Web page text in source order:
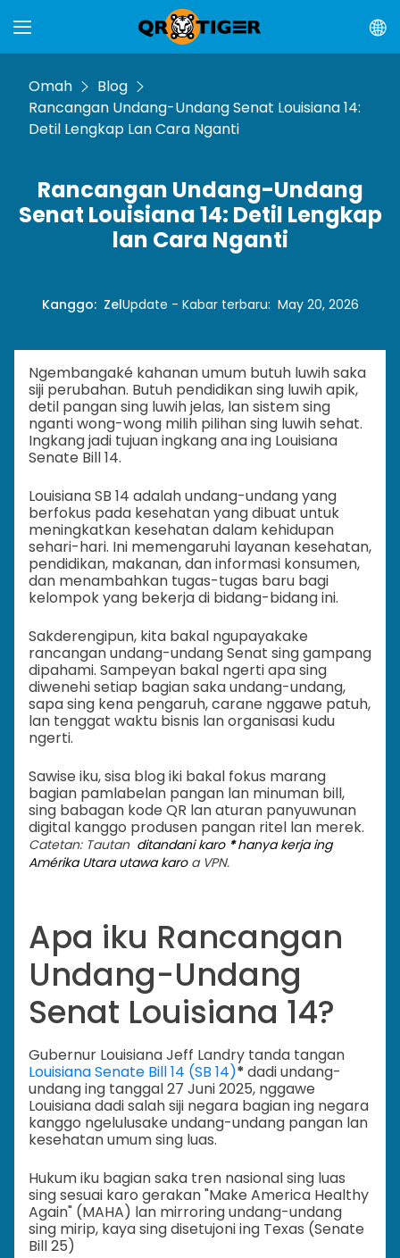
Omah
Blog
Rancangan Undang-Undang Senat Louisiana 14:
Detil Lengkap Lan Cara Nganti
Rancangan Undang-Undang
Senat Louisiana 14: Detil Lengkap
lan Cara Nganti
Kanggo: ZelUpdate - Kabar terbaru: May 20, 2026
Ngembangaké kahanan umum butuh luwih saka
siji perubahan. Butuh pendidikan sing luwih apik,
detil pangan sing luwih jelas, lan sistem sing
nganti wong-wong milih pilihan sing luwih sehat.
Ingkang jadi tujuan ingkang ana ing Louisiana
Senate Bill 14.
Louisiana SB 14 adalah undang-undang yang
berfokus pada kesehatan yang dibuat untuk
meningkatkan kesehatan dalam kehidupan
sehari-hari. Ini memengaruhi layanan kesehatan,
pendidikan, makanan, dan informasi konsumen,
dan menambahkan tugas-tugas baru bagi
kelompok yang bekerja di bidang-bidang ini.
Sakderengipun, kita bakal ngupayakake
rancangan undang-undang Senat sing gampang
dipahami. Sampeyan bakal ngerti apa sing
diwenehi setiap bagian saka undang-undang,
sapa sing kena pengaruh, carane nggawe patuh,
lan tenggat waktu bisnis lan organisasi kudu
ngerti.
Sawise iku, sisa blog iki bakal fokus marang
bagian pamlabelan pangan lan minuman bill,
sing babagan kode QR lan aturan panyuwunan
digital kanggo produsen pangan ritel lan merek.
Catetan: Tautan ditandani karo *hanya kerja ing
Amérika Utara utawa karo a VPN.
Apa iku Rancangan
Undang-Undang
Senat Louisiana 14?
Gubernur Louisiana Jeff Landry tanda tangan
Louisiana Senate Bill 14 (SB 14)*dadi undang-
undang ing tanggal 27 Juni 2025, nggawe
Louisiana dadi salah siji negara bagian ing negara
kanggo ngelulusake undang-undang pangan lan
kesehatan umum sing luas.
Hukum iku bagian saka tren nasional sing luas
sing sesuai karo gerakan "Make America Healthy
Again" (MAHA) lan mirroring undang-undang
sing mirip, kaya sing disetujoni ing Texas (Senate
Bill 25)